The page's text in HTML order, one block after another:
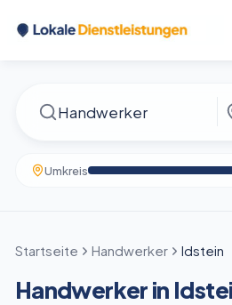
Umkreis
Startseite Handwerker Idstein
Handwerker in